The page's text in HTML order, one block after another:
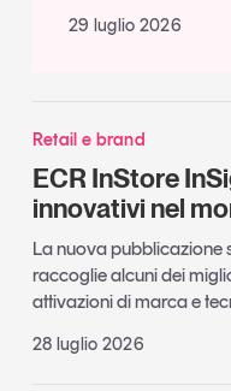
29 luglio 2026
Retail e brand
ECR InStore
innovativi nel
La nuova pubblicazione
raccoglie alcuni dei
attivazioni di marca e
28 luglio 2026